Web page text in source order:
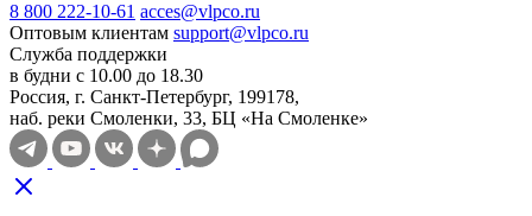
8 800 222-10-61 acces@vlpco.ru
Оптовым клиентам support@vlpco.ru
Служба поддержки
в будни с 10.00 до 18.30
Россия, г. Санкт-Петербург, 199178,
наб. реки Смоленки, 33, БЦ «На Смоленке»